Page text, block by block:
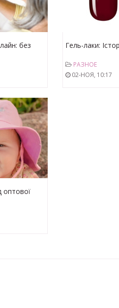
без
Гель-лаки:
РАЗНОЕ
02-НОЯ, 10:17
оптової